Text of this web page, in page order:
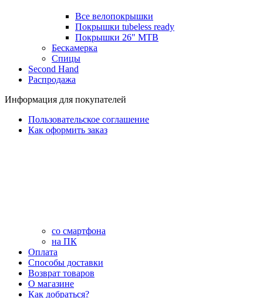
Все велопокрышки
Покрышки tubeless ready
Покрышки 26" MTB
Бескамерка
Спицы
Second Hand
Распродажа
Информация для покупателей
Пользовательское соглашение
Как оформить заказ
со смартфона
на ПК
Оплата
Способы доставки
Возврат товаров
О магазине
Как добраться?